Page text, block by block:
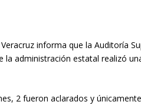
informa que la Auditoría
administración estatal realizó
2 fueron aclarados y